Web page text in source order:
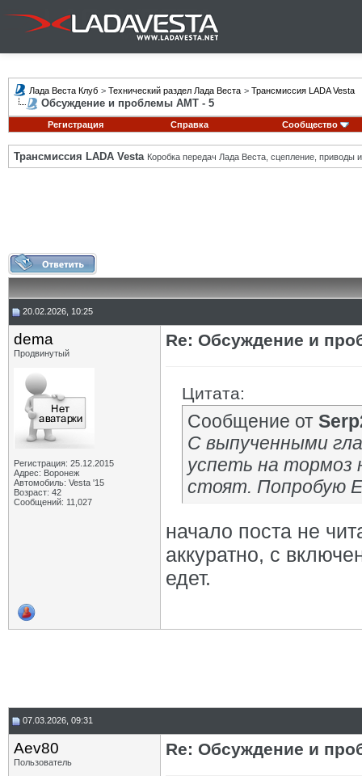
Лада Веста Клуб > Технический раздел Лада Веста > Трансмиссия LADA Vesta
Обсуждение и проблемы АМТ - 5
Регистрация Справка Сообщество
Трансмиссия LADA Vesta Коробка передач Лада Веста, сцепление, приводы и
20.02.2026, 10:25
dema
Продвинутый
Регистрация: 25.12.2015
Адрес: Воронеж
Автомобиль: Vesta '15
Возраст: 42
Сообщений: 11,027
Re: Обсуждение и
Цитата:
Сообщение от
С выпученными
успеть на тормоз
стоят. Попробую
начало поста не
аккуратно, с
едет.
07.03.2026, 09:31
Aev80
Пользователь
Re: Обсуждение и